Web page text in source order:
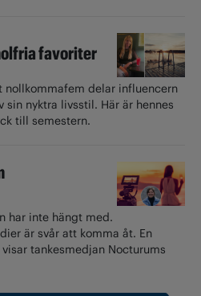
favoriter
nollkommafem delar influencern
sin nyktra livsstil. Här är hennes
till semestern.
har inte hängt med.
är svår att komma åt. En
tankesmedjan Nocturums